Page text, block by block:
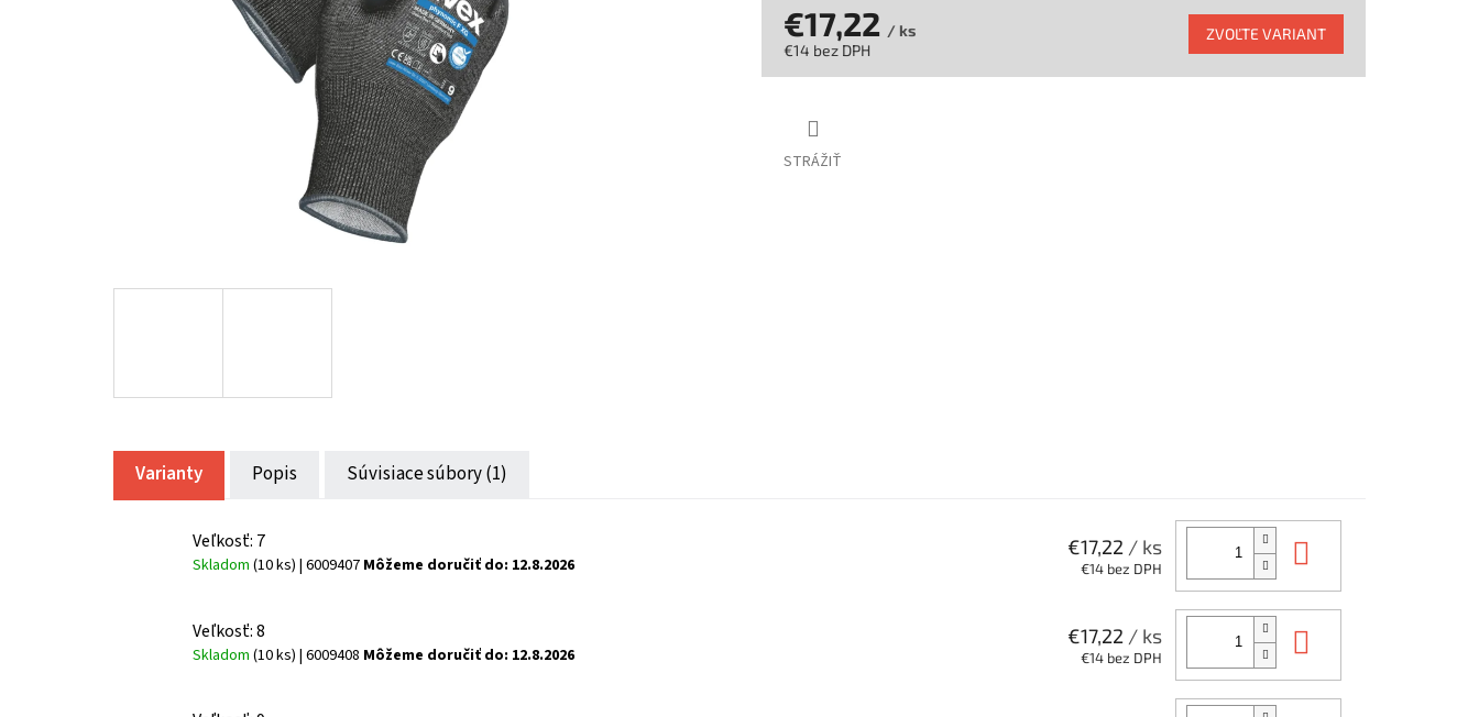
STRÁŽIŤ
€17,22 / ks
€14 bez DPH
ZVOĽTE VARIANT
hviezdičiek.
Varianty Popis Súvisiace súbory (1)
Veľkosť: 7
Skladom (10 ks) | 6009407 Môžeme doručiť do: 12.8.2026
€17,22 / ks
€14 bez DPH
Veľkosť: 8
Skladom (10 ks) | 6009408 Môžeme doručiť do: 12.8.2026
€17,22 / ks
€14 bez DPH